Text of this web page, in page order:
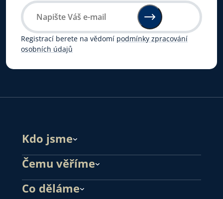
Registrací berete na vědomí podmínky zpracování
osobních údajů
Kdo jsme
Čemu věříme
Co děláme